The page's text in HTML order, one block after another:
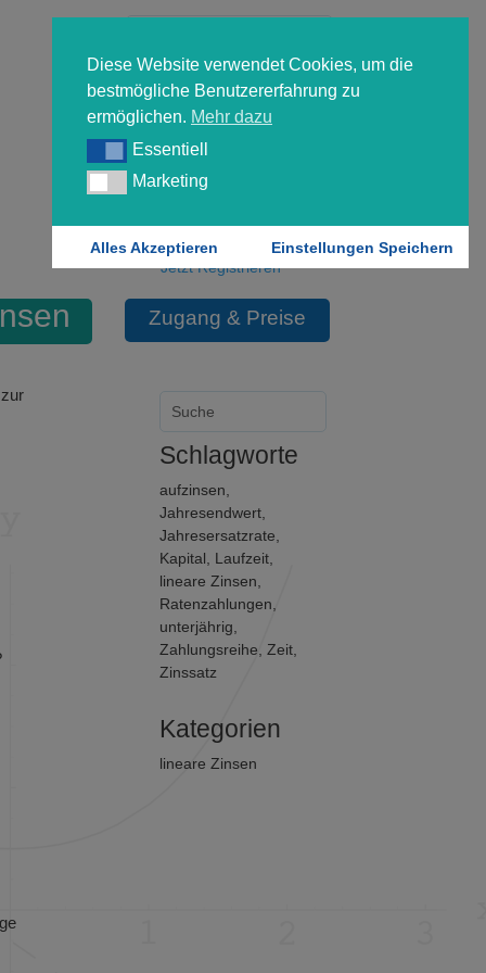
Diese Website verwendet Cookies, um die
bestmögliche Benutzererfahrung zu
ermöglichen. Mehr dazu
EssentiellEssentiell
MarketingMarketing
Alles Akzeptieren Einstellungen Speichern
Forgot your password?
Jetzt Registrieren
Zugang & Preise
Schlagworte
aufzinsen,
Jahresendwert,
Jahresersatzrate,
Kapital, Laufzeit,
lineare Zinsen,
Ratenzahlungen,
unterjährig,
Zahlungsreihe,Zeit,
Zinssatz
Kategorien
lineare Zinsen